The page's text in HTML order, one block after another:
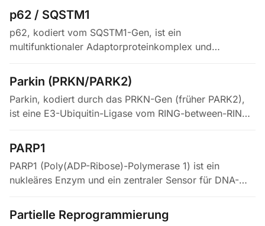
genotoxischen Stress, Hypoxie, Onkogenaktivierung…
p62 / SQSTM1
p62, kodiert vom SQSTM1-Gen, ist ein
multifunktionaler Adaptorproteinkomplex und
über seine UBA-Domäne erkennt und durch…
Parkin (PRKN/PARK2)
Parkin, kodiert durch das PRKN-Gen (früher PARK2),
ist eine E3-Ubiquitin-Ligase vom RING-between-RING-
Qualitätskontrolle. Im Zytosol…
PARP1
PARP1 (Poly(ADP-Ribose)-Polymerase 1) ist ein
nukleäres Enzym und ein zentraler Sensor für DNA-
PARP1 aktiviert, spaltet es NAD+…
Partielle Reprogrammierung